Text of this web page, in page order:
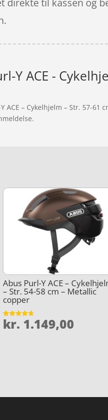
Y ACE -
– Cykelhjelm – Str. 57-61
Abus Purl-Y ACE –
– Str. 54-58 cm – Metallic
copper
Vurderet
4.7
kr. 1.149,00